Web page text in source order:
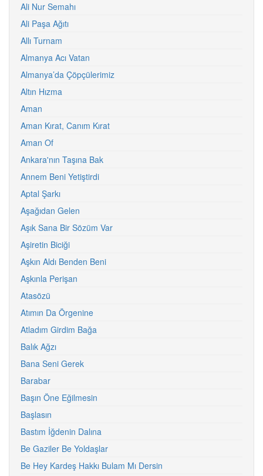
Ali Nur Semahı
Ali Paşa Ağıtı
Allı Turnam
Almanya Acı Vatan
Almanya’da Çöpçülerimiz
Altın Hızma
Aman
Aman Kırat, Canım Kırat
Aman Of
Ankara'nın Taşına Bak
Annem Beni Yetiştirdi
Aptal Şarkı
Aşağıdan Gelen
Aşık Sana Bir Sözüm Var
Aşiretin Biciği
Aşkın Aldı Benden Beni
Aşkınla Perişan
Atasözü
Atımın Da Örgenine
Atladım Girdim Bağa
Balık Ağzı
Bana Seni Gerek
Barabar
Başın Öne Eğilmesin
Başlasın
Bastım İğdenin Dalına
Be Gaziler Be Yoldaşlar
Be Hey Kardeş Hakkı Bulam Mı Dersin